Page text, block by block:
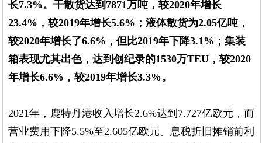
长7.3%。干散货达到7871万吨，较2020年增长
23.4%，较2019年增长5.6%；液体散货为2.05亿吨，
较2020年增长了6.6%，但比2019年下降3.1%；集装
箱表现尤其出色，达到创纪录的1530万TEU，较2020
年增长6.6%，较2019年增长3.3%。
2021年，鹿特丹港收入增长2.6%达到7.727亿欧元，而
营业费用下降5.5%至2.605亿欧元。息税折旧摊销前利